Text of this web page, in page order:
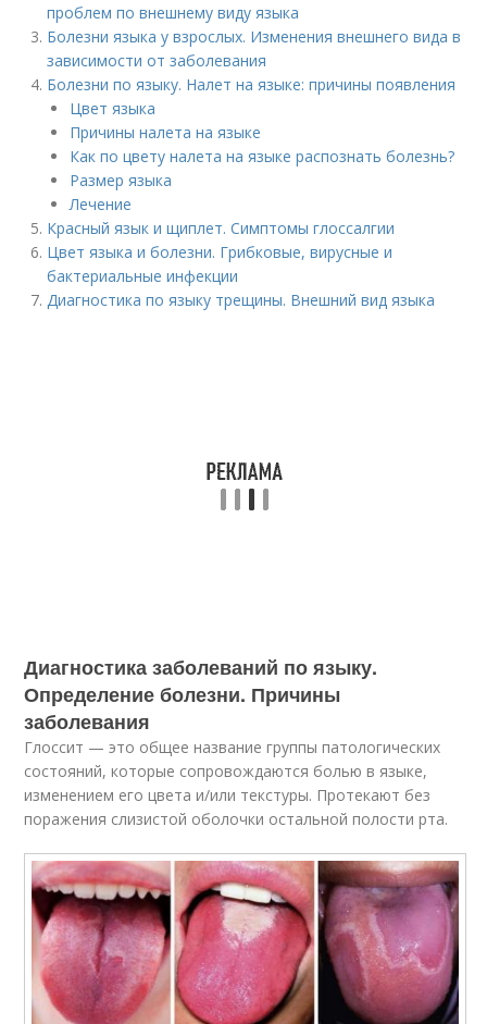
проблем по внешнему виду языка
Болезни языка у взрослых. Изменения внешнего вида в
зависимости от заболевания
Болезни по языку. Налет на языке: причины появления
Цвет языка
Причины налета на языке
Как по цвету налета на языке распознать болезнь?
Размер языка
Лечение
Красный язык и щиплет. Симптомы глоссалгии
Цвет языка и болезни. Грибковые, вирусные и
бактериальные инфекции
Диагностика по языку трещины. Внешний вид языка
Диагностика заболеваний по языку.
Определение болезни. Причины
заболевания
Глоссит — это общее название группы патологических
состояний, которые сопровождаются болью в языке,
изменением его цвета и/или текстуры. Протекают без
поражения слизистой оболочки остальной полости рта.